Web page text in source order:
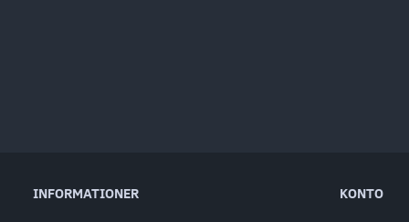
INFORMATIONER KONTO